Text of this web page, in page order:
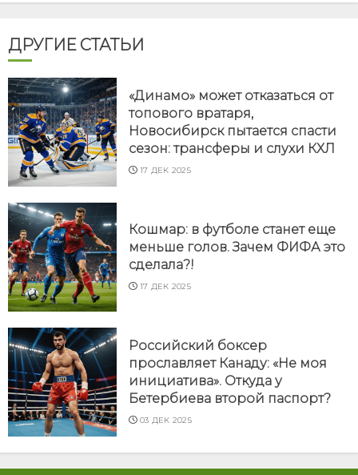
ДРУГИЕ СТАТЬИ
«Динамо» может отказаться от
топового вратаря,
Новосибирск пытается спасти
сезон: трансферы и слухи КХЛ
17 ДЕК 2025
Кошмар: в футболе станет еще
меньше голов. Зачем ФИФА это
сделала?!
17 ДЕК 2025
Российский боксер
прославляет Канаду: «Не моя
инициатива». Откуда у
Бетербиева второй паспорт?
03 ДЕК 2025